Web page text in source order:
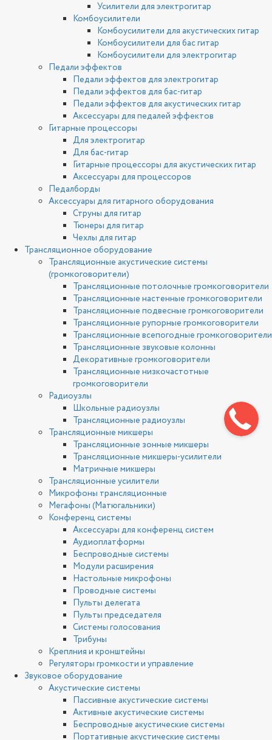
Усилители для электрогитар
Комбоусилители
Комбоусилители для акустических гитар
Комбоусилители для бас гитар
Комбоусилители для электрогитар
Педали эффектов
Педали эффектов для электрогитар
Педали эффектов для бас-гитар
Педали эффектов для акустических гитар
Аксессуары для педалей эффектов
Гитарные процессоры
Для электрогитар
Для бас-гитар
Гитарные процессоры для акустических гитар
Аксессуары для процессоров
Педалборды
Аксессуары для гитарного оборудования
Струны для гитар
Тюнеры для гитар
Чехлы для гитар
Трансляционное оборудование
Трансляционные акустические системы
(громкоговорители)
Трансляционные потолочные громкоговорители
Трансляционные настенные громкоговорители
Трансляционные подвесные громкоговорители
Трансляционные рупорные громкоговорители
Трансляционные всепогодные громкоговорители
Трансляционные звуковые колонны
Декоративные громкоговорители
Трансляционные низкочастотные
громкоговорители
Радиоузлы
Школьные радиоузлы
Трансляционные радиоузлы
Трансляционные микшеры
Трансляционные зонные микшеры
Трансляционные микшеры-усилители
Матричные микшеры
Трансляционные усилители
Микрофоны трансляционные
Мегафоны (Матюгальники)
Конференц системы
Аксессуары для конференц систем
Аудиоплатформы
Беспроводные системы
Модули расширения
Настольные микрофоны
Проводные системы
Пульты делегата
Пульты председателя
Системы голосования
Трибуны
Креплния и кронштейны
Регуляторы громкости и управление
Звуковое оборудование
Акустические системы
Пассивные акустические системы
Активные акустические системы
Беспроводные акустические системы
Портативные акустические системы